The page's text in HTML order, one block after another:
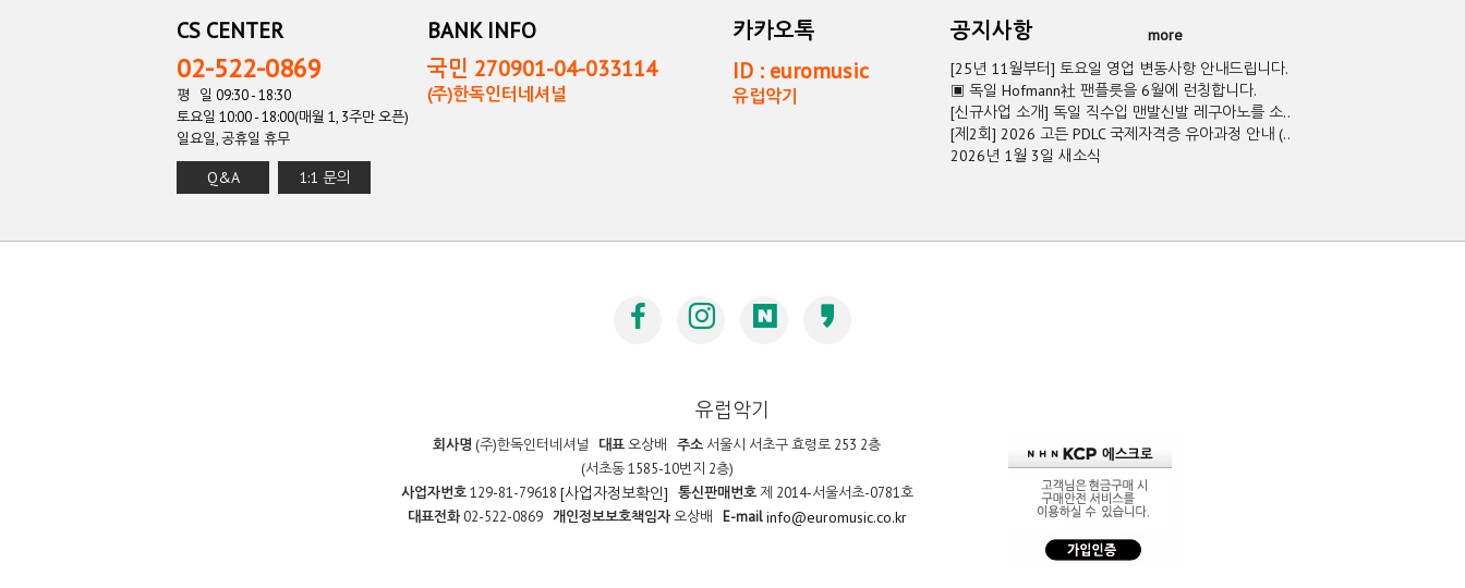
CS CENTER
02-522-0869
평 일 09:30 - 18:30
토요일 10:00 - 18:00(매월 1, 3주만 오픈)
일요일, 공휴일 휴무
Q&A 1:1 문의
BANK INFO
국민 270901-04-033114
(주)한독인터네셔널
카카오톡
ID : euromusic
유럽악기
공지사항
more
[25년 11월부터] 토요일 영업 변동사항 안내드립니다.
▣ 독일 Hofmann社 팬플릇을 6월에 런칭합니다.
[신규사업 소개] 독일 직수입 맨발신발 레구아노를 소..
[제2회] 2026 고든 PDLC 국제자격증 유아과정 안내 (..
2026년 1월 3일 새소식
유럽악기
회사명 (주)한독인터네셔널 대표오상배 주소 서울시 서초구 효령로 253 2층
(서초동 1585-10번지 2층)
사업자번호129-81-79618 [사업자정보확인] 통신판매번호제 2014-서울서초-0781호
대표전화02-522-0869 개인정보보호책임자오상배 E-mail info@euromusic.co.kr